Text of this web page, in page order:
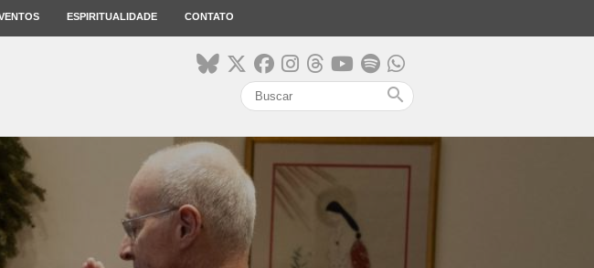
ESPIRITUALIDADE CONTATO
search